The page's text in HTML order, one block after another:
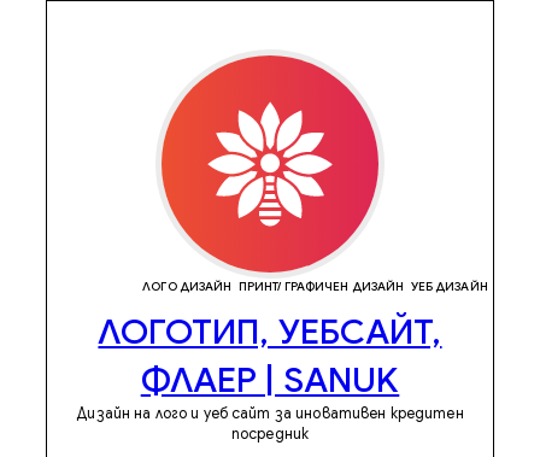
ЛОГО ДИЗАЙН ПРИНТ/ ГРАФИЧЕН ДИЗАЙН УЕБ ДИЗАЙН
ЛОГОТИП, УЕБСАЙТ,
ФЛАЕР | SANUK
Дизайн на лого и уеб сайт за иновативен кредитен
посредник